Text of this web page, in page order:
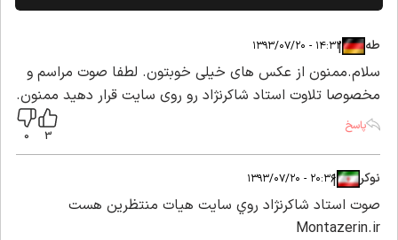
طه|
|۱۴:۳۲ - ۱۳۹۳/۰۷/۲۰
سلام.ممنون از عکس های خیلی خوبتون. لطفا صوت مراسم و
مخصوصا تلاوت استاد شاکرنژاد رو روی سایت قرار دهید ممنون.
پاسخ
نوكر|
|۲۰:۳۶ - ۱۳۹۳/۰۷/۲۰
صوت استاد شاكرنژاد روي سايت هيات منتظرين هست
Montazerin.ir